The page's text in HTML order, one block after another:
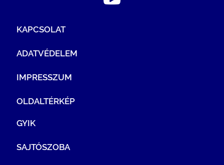
KAPCSOLAT
ADATVÉDELEM
IMPRESSZUM
OLDALTÉRKÉP
GYIK
SAJTÓSZOBA